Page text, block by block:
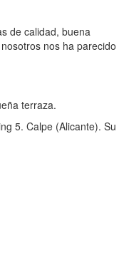
de calidad, buena
nos ha parecido
terraza.
5. Calpe (Alicante). Su